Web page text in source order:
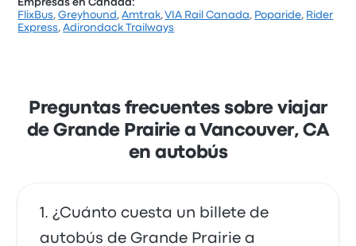
Empresas en Canadá:
FlixBus,Greyhound ,Amtrak,VIA Rail Canada, Poparide, Rider
Express,Adirondack Trailways
Preguntas frecuentes sobre viajar
de Grande Prairie a Vancouver, CA
en autobús
¿Cuánto cuesta un billete de
autobús de Grande Prairie a